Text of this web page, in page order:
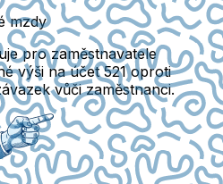
mzdy
pro zaměstnavatele
výši na účet 521 oproti
vůči zaměstnanci.